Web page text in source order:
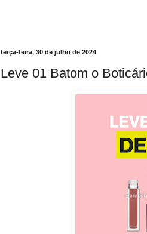
terça-feira, 30 de julho de 2024
Leve 01 Batom o